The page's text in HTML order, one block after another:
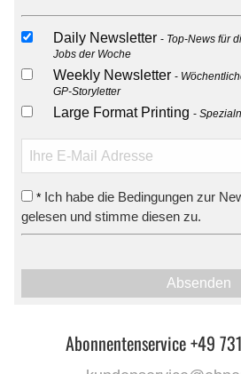
Daily Newsletter
Top-News für
Jobs der Woche
Weekly Newsletter
GP-Storyletter
Large Format Printing
* Ich habe die Bedingungen zur
gelesen und stimme diesen zu.
Absenden
Abonnentenservice +49